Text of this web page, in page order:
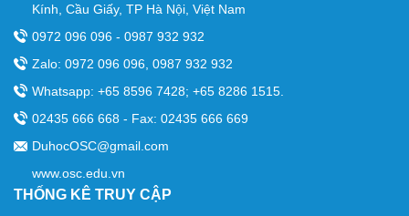
Kính, Cầu Giấy, TP Hà Nội, Việt Nam
0972 096 096 - 0987 932 932
Zalo: 0972 096 096, 0987 932 932
Whatsapp: +65 8596 7428; +65 8286 1515.
02435 666 668 - Fax: 02435 666 669
DuhocOSC@gmail.com
www.osc.edu.vn
THỐNG KÊ TRUY CẬP